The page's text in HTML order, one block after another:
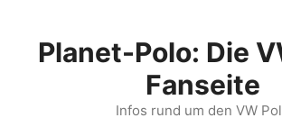
springenPlanet-Polo: Die
Fanseite
Infos rund um den VW